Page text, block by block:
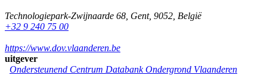
Technologiepark-Zwijnaarde 68 Gent, 9052 België
+32 9 240 75 00
https://www.dov.vlaanderen.be
uitgever
Ondersteunend Centrum Databank Ondergrond Vlaanderen